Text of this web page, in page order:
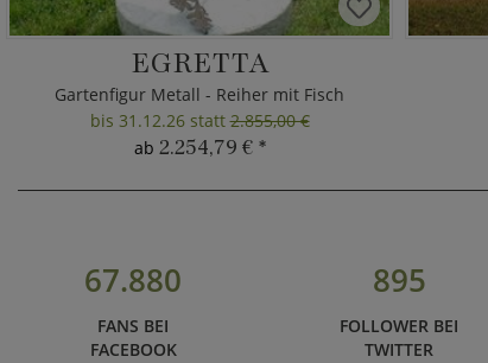
EGRETTA
Gartenfigur Metall - Reiher mit Fisch
bis 31.12.26 statt2.855,00 €
ab 2.254,79 € *
67.880
FANS BEI
FACEBOOK
895
FOLLOWER BEI
TWITTER